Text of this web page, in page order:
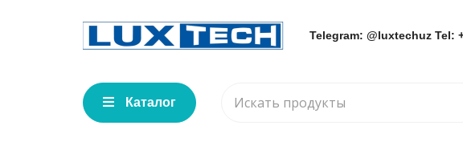
Telegram: @luxtechuz Tel:
Каталог